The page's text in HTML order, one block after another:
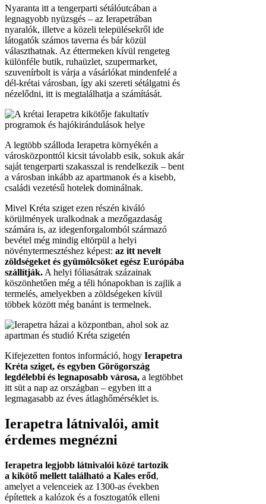
Nyaranta itt a tengerparti sétálóutcában a
legnagyobb nyüzsgés – az Ierapetrában
nyaralók, illetve a közeli településekről ide
látogatók számos taverna és bár közül
választhatnak. Az éttermeken kívül rengeteg
különféle butik, ruhaüzlet, szupermarket,
szuvenírbolt is várja a vásárlókat mindenfelé a
dél-krétai városban, így aki szereti sétálgatni és
nézelődni, itt is megtalálhatja a számítását.
A legtöbb szálloda Ierapetra környékén a
városközponttól kicsit távolabb esik, sokuk akár
saját tengerparti szakasszal is rendelkezik – bent
a városban inkább az apartmanok és a kisebb,
családi vezetésű hotelek dominálnak.
Mivel Kréta sziget ezen részén kiváló
körülmények uralkodnak a mezőgazdaság
számára is, az idegenforgalomból származó
bevétel még mindig eltörpül a helyi
növénytermesztéshez képest: az itt nevelt
zöldségeket és gyümölcsöket egész Európába
szállítják. A helyi fóliasátrak százainak
köszönhetően még a téli hónapokban is zajlik a
termelés, amelyekben a zöldségeken kívül
többek között még banánt is termelnek.
Kifejezetten fontos információ, hogy Ierapetra
Kréta sziget, és egyben Görögország
legdélebbi és legnaposabb városa, a legtöbbet
itt süt a nap az országban – egyben itt a
legmagasabb az éves átlaghőmérséklet is.
Ierapetra látnivalói, amit
érdemes megnézni
Ierapetra legjobb látnivalói közé tartozik
a kikötő mellett található a Kales erőd,
amelyet a velenceiek az 1300-as években
építettek a kalózok és a fosztogatók elleni